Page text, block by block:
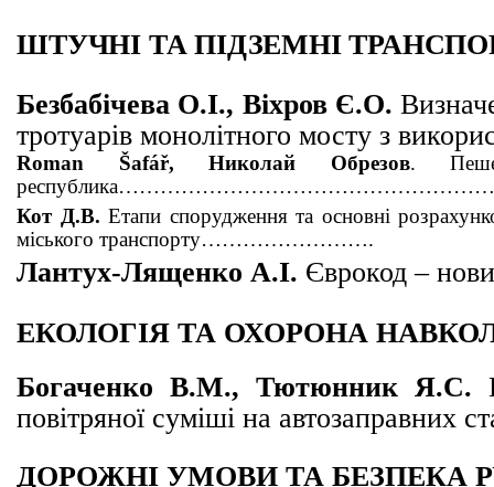
ШТУЧНІ ТА ПІДЗЕМНІ
Безбабічева О.І., Віхров Є.О.
тротуарів монолітного мосту з
Roman Šafář, Николай Обрезов.
Кот Д.В. Етапи спорудження та основні
міського транспорту…………………….
Лантух-Лященко А.І. Єврокод –
ЕКОЛОГІЯ ТА ОХОРОНА
Богаченко В.М., Тютюнник Я.С.
повітряної суміші на автозаправних
ДОРОЖНІ УМОВИ ТА БЕЗПЕКА